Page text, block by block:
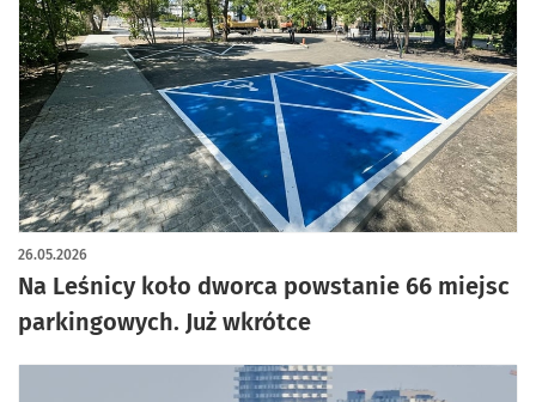
Na Leśnicy koło dworca powstanie 66 miejsc
parkingowych. Już wkrótce
26.05.2026
artykuł z galerią zdjęć